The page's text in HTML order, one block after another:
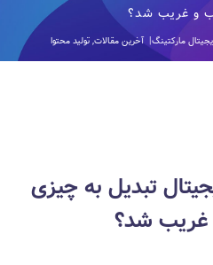
و غریب شد؟
مارکتینگ آخرین مقالات, تولید محتوا
تبدیل به چیزی
شد؟